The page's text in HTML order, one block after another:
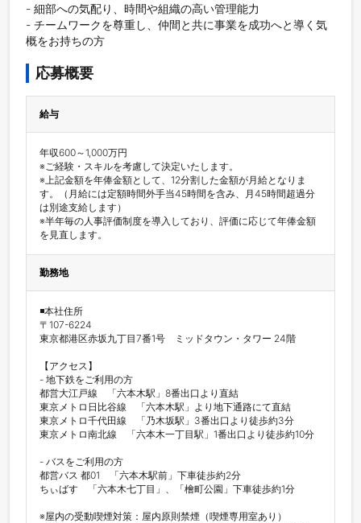
- 細部への気配り、時間や組織の高い管理能力
- チームワークを尊重し、仲間と共に事業を成功へと導く気
概をお持ちの方
応募概要
給与
年収600～1,000万円
※ご経験・スキルを考慮して決定いたします。
※上記金額を年俸金額として、12分割した金額が月給となりま
す。（月給には定額時間外手当45時間を含み、月45時間超過分
は別途支給します）
※半年毎の人事評価制度を導入しており、評価に応じて年俸金額
を見直します。
勤務地
◾️本社住所
〒107-6224
東京都港区赤坂九丁目7番1号　ミッドタウン・タワー 24階
【アクセス】
- 地下鉄をご利用の方
都営大江戸線　「六本木駅」8番出口より直結
東京メトロ日比谷線　「六本木駅」より地下通路にて直結
東京メトロ千代田線　「乃木坂駅」3番出口より徒歩約3分
東京メトロ南北線　「六本木一丁目駅」1番出口より徒歩約10分
- バスをご利用の方
都営バス 都01　「六本木駅前」下車徒歩約2分
ちぃばす　「六本木七丁目」、「檜町公園」下車徒歩約1分
※屋内の受動喫煙対策：屋内原則禁煙（喫煙専用室あり）